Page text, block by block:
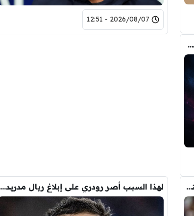
2026/08/07 - 12:51
ضربة مزدوجة لبرشلونة وريال مدريد في صفقة رودري
برشلونة يعرض صفقة تبادلية على مانشستر سيتي لهذا السبب أصر رودري على إبلاغ ريال مدريد بقراره شخصيًا